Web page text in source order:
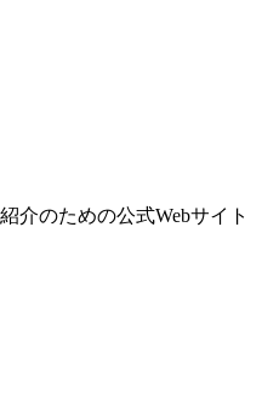
介のための公式Webサイト